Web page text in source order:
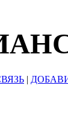
|